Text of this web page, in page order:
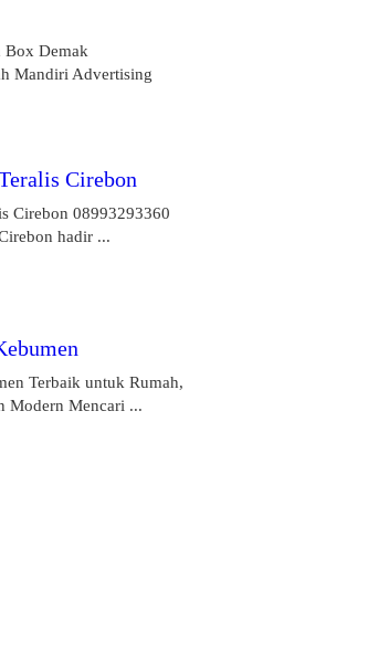
Box Demak
Mandiri Advertising
Cirebon
Cirebon 08993293360
hadir ...
Terbaik untuk Rumah,
Modern Mencari ...